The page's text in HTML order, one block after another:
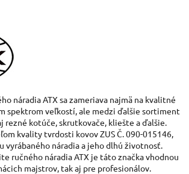
náradiaATX sazameriava najmä na kvalitné
spektrom veľkostí, ale medzi ďalšie sortiment
rezné kotúče,skrutkovače, kliešte aďalšie.
kvality tvrdosti kovovZUSČ.090-015146,
vyrábaného náradiaa jeho dlhú životnosť.
ručného náradiaATX je táto značkavhodnou
majstrov, tak aj pre profesionálov.